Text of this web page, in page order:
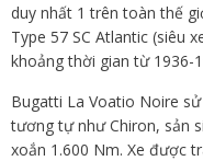
duy nhất 1 trên toàn thế
Type 57 SC Atlantic (siêu
khoảng thời gian từ 1936-
Bugatti La Voatio Noire
tương tự như Chiron, sản
xoắn 1.600 Nm. Xe được